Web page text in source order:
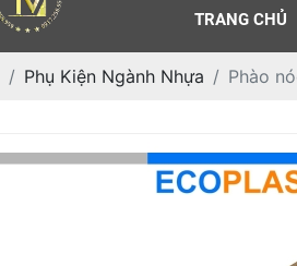
TRANG CHỦ
Phụ Kiện Ngành Nhựa Phào